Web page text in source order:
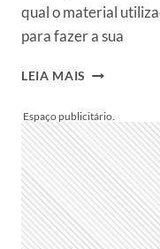
qual o material
para fazer a sua
LEIA MAIS PAREDE
COMO
FAZER
+15